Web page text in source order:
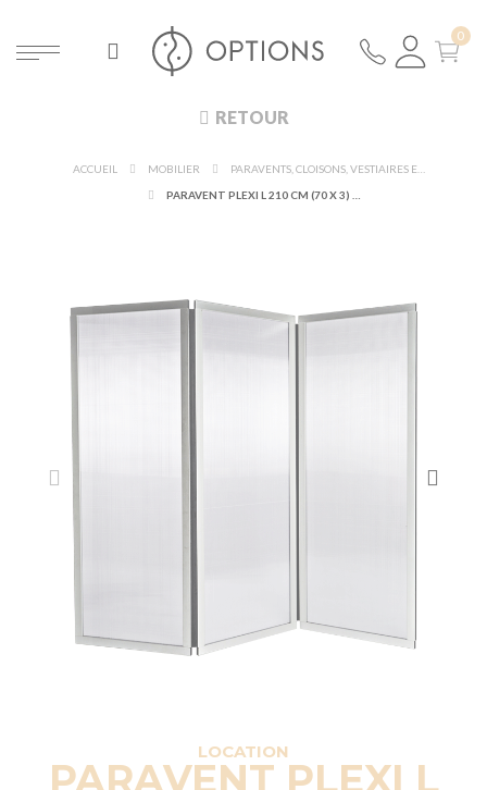
RETOUR
ACCUEIL MOBILIER
PARAVENTS, CLOISONS, VESTIAIRES ET MAQUILLAGE
LOCATION
PARAVENT PLEXI L